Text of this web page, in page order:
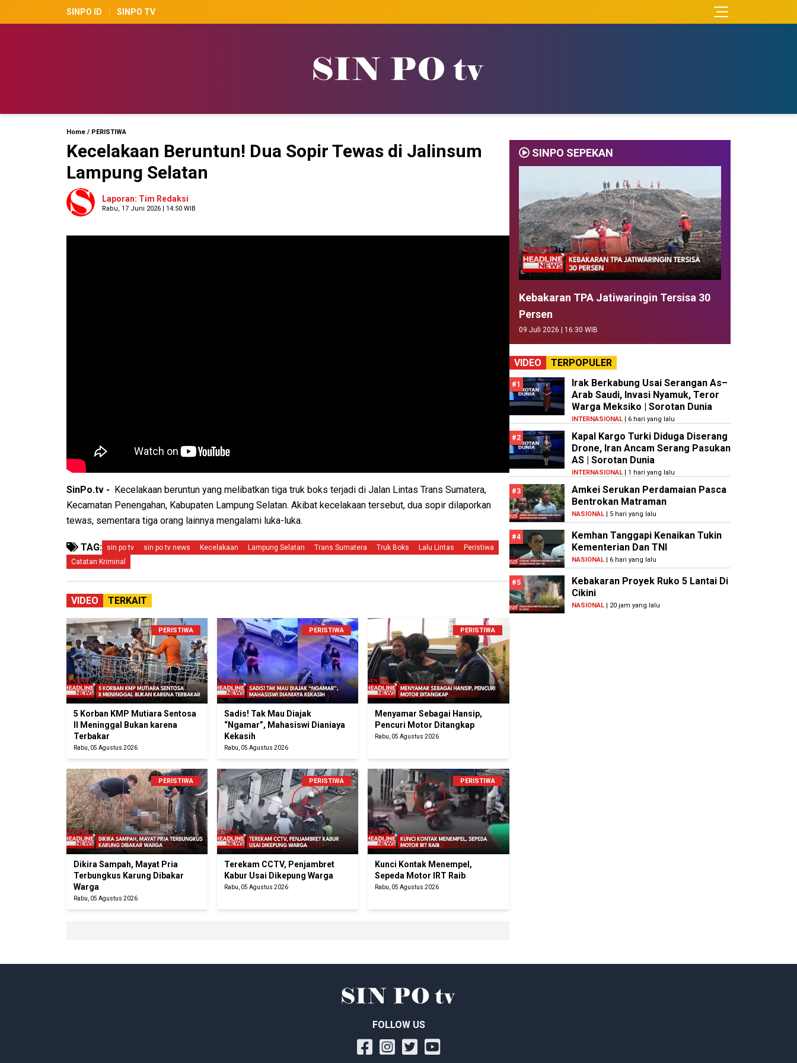
SINPO ID SINPO TV
Home / PERISTIWA
Kecelakaan Beruntun! Dua Sopir Tewas di Jalinsum
Lampung Selatan
Laporan: Tim Redaksi
Rabu, 17 Juni 2026 | 14:50 WIB
SinPo.tv -
Kecelakaan beruntun yang melibatkan tiga truk boks terjadi di Jalan Lintas Trans Sumatera,
Kecamatan Penengahan, Kabupaten Lampung Selatan. Akibat kecelakaan tersebut, dua sopir dilaporkan
tewas, sementara tiga orang lainnya mengalami luka-luka.
TAG: sin po tv sin po tv news Kecelakaan Lampung Selatan Trans Sumatera Truk Boks Lalu Lintas
Peristiwa
Catatan Kriminal
VIDEO TERKAIT
PERISTIWA
5 Korban KMP Mutiara Sentosa
II Meninggal Bukan karena
Terbakar
Rabu, 05 Agustus 2026
PERISTIWA
Sadis! Tak Mau Diajak
“Ngamar”, Mahasiswi Dianiaya
Kekasih
Rabu, 05 Agustus 2026
PERISTIWA
Menyamar Sebagai Hansip,
Pencuri Motor Ditangkap
Rabu, 05 Agustus 2026
PERISTIWA
Dikira Sampah, Mayat Pria
Terbungkus Karung Dibakar
Warga
Rabu, 05 Agustus 2026
PERISTIWA
Terekam CCTV, Penjambret
Kabur Usai Dikepung Warga
Rabu, 05 Agustus 2026
PERISTIWA
Kunci Kontak Menempel,
Sepeda Motor IRT Raib
Rabu, 05 Agustus 2026
SINPO SEPEKAN
Kebakaran TPA Jatiwaringin Tersisa 30
Persen
09 Juli 2026 | 16:30 WIB
VIDEO TERPOPULER
#1
Irak Berkabung Usai Serangan As–
Arab Saudi, Invasi Nyamuk, Teror
Warga Meksiko | Sorotan Dunia
INTERNASIONAL| 6 hari yang lalu
#2
Kapal Kargo Turki Diduga Diserang
Drone, Iran Ancam Serang Pasukan
AS | Sorotan Dunia
INTERNASIONAL| 1 hari yang lalu
#3
Amkei Serukan Perdamaian Pasca
Bentrokan Matraman
NASIONAL| 5 hari yang lalu
#4
Kemhan Tanggapi Kenaikan Tukin
Kementerian Dan TNI
NASIONAL| 6 hari yang lalu
#5
Kebakaran Proyek Ruko 5 Lantai Di
Cikini
NASIONAL| 20 jam yang lalu
FOLLOW US